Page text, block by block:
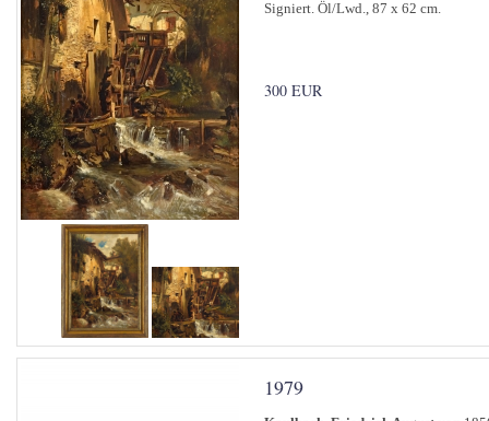
Signiert. Öl/Lwd., 87 x 62 cm.
300 EUR
1979